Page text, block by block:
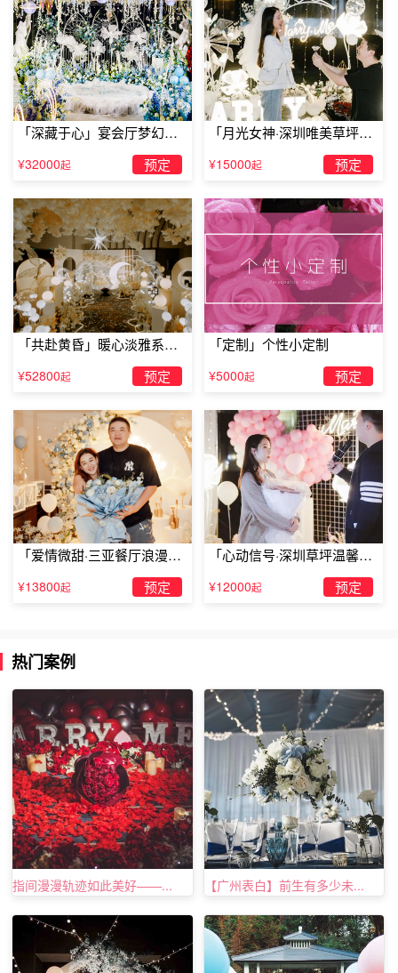
柠檬几滴
蛋糕装饰配料：
动物淡奶油200g（没有奶油真的好不像蛋糕～所以还是用
力一点，比植物奶油健康）
糖粉20g水果随意 薄荷叶 所需工具：
打蛋器、烤箱、不锈钢容器、刮刀，蛋糕锯齿刀，蛋糕模具
2️⃣分离蛋清和蛋黄，蛋清倒入无水无油的容器中，用打蛋器
打成干性发泡，提起有不下垂的小三角就对了，如图3 。打
发过程中分3次倒入糖粉（容器一定要无水无油，不然打不
发）
3️⃣蛋黄+核桃油+低筋面粉、刮刀翻拌均匀（不要打圈，以
免起筋）
4️⃣将1/3打发的蛋白倒入蛋黄糊，翻拌均匀，倒入剩余的蛋
白中，翻拌均匀（不要翻拌太久，不然影响蓬松度）
生日蛋糕做法二、
5️⃣倒入6寸蛋糕模具，这次还准备了宝宝迷你2寸模具，重
重的摔一下模具，把蛋糕糊的气泡震出来
6️⃣烤箱预热，上下管130度，中下层，45分钟。烤箱温度不
太精确，期间如果蛋糕开裂的话可以调低10度，或者蛋糕不
长高，可以调高10
度，但也有可能是蛋白打发不到位哦，烤
好后拿出马上倒置至冷却，以防蛋糕回缩
「深藏于心」宴会厅梦幻主
题求婚仪式
¥32000起 预定
「月光女神·深圳唯美草坪浪
漫求婚」
¥15000起 预定
「共赴黄昏」暖心淡雅系求
¥52800起 预定
「定制」个性小定制
¥5000起 预定
「爱情微甜·三亚餐厅浪漫求
婚」
¥13800起 预定
「心动信号·深圳草坪温馨求
婚」
¥12000起 预定
热门案例
指间漫漫轨迹如此美好——... 【广州表白】前生有多少未...